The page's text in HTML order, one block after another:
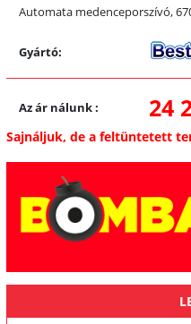
Automata medenceporszívó,
Gyártó:
Az ár nálunk: 24
Sajnáljuk, de a feltüntetett